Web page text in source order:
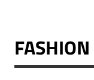
FASHION